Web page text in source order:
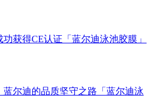
获得CE认证「蓝尔迪泳池胶膜」
尔迪的品质坚守之路「蓝尔迪泳